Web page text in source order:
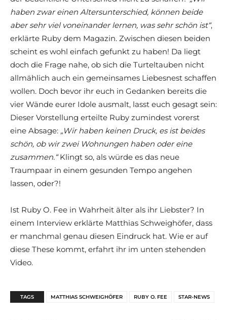
haben zwar einen Altersunterschied, können beide
aber sehr viel voneinander lernen, was sehr schön ist“,
erklärte Ruby dem Magazin. Zwischen diesen beiden
scheint es wohl einfach gefunkt zu haben! Da liegt
doch die Frage nahe, ob sich die Turteltauben nicht
allmählich auch ein gemeinsames Liebesnest schaffen
wollen. Doch bevor ihr euch in Gedanken bereits die
vier Wände eurer Idole ausmalt, lasst euch gesagt sein:
Dieser Vorstellung erteilte Ruby zumindest vorerst
eine Absage: „Wir haben keinen Druck, es ist beides
schön, ob wir zwei Wohnungen haben oder eine
zusammen.“Klingt so, als würde es das neue
Traumpaar in einem gesunden Tempo angehen
lassen, oder?!
Ist Ruby O. Fee in Wahrheit älter als ihr Liebster? In
einem Interview erklärte Matthias Schweighöfer, dass
er manchmal genau diesen Eindruck hat. Wie er auf
diese These kommt, erfahrt ihr im unten stehenden
Video.
TAGS MATTHIAS SCHWEIGHÖFER RUBY O. FEE STAR-NEWS